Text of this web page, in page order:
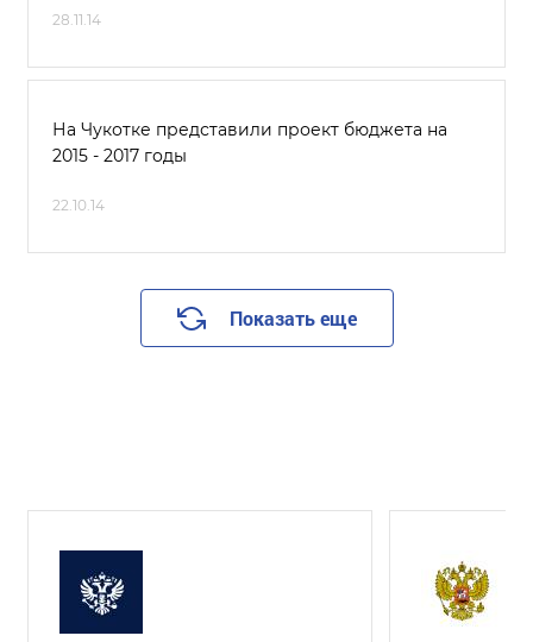
28.11.14
На Чукотке представили проект бюджета на
2015 - 2017 годы
22.10.14
Показать еще